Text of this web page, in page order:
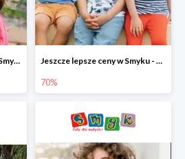
Ostatnie dni wyprzedaży w Smyku - ubrania i buty do -70% Jeszcze lepsze ceny w Smyku - ubrania i buty do -70%
70%